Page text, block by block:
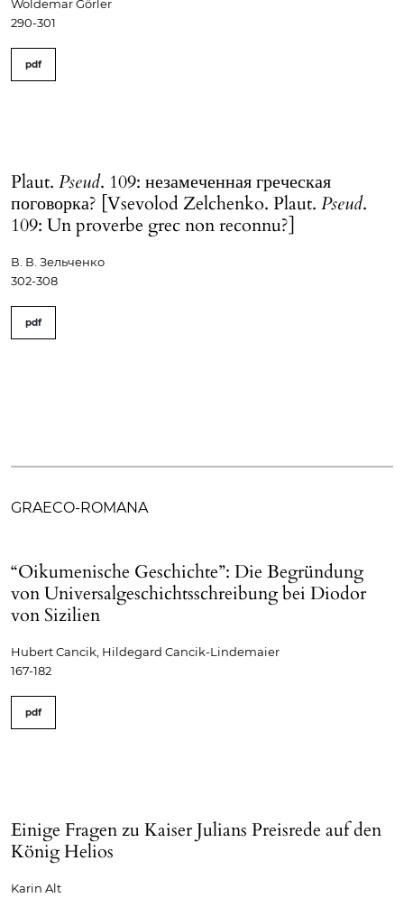
Woldemar Görler
290-301
pdf
Plaut. Pseud. 109: незамеченная греческая
поговорка? [Vsevolod Zelchenko. Plaut. Pseud.
109: Un proverbe grec non reconnu?]
В. В. Зельченко
302-308
pdf
GRAECO-ROMANA
“Oikumenische Geschichte”: Die Begründung
von Universalgeschichtsschreibung bei Diodor
von Sizilien
Hubert Cancik, Hildegard Cancik-Lindemaier
167-182
pdf
Einige Fragen zu Kaiser Julians Preisrede auf den
König Helios
Karin Alt